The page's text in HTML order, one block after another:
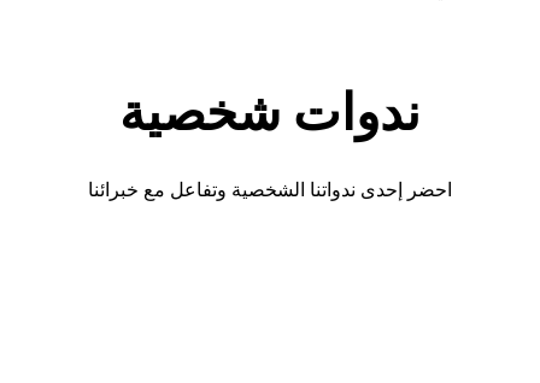
ندوات شخصية
احضر إحدى ندواتنا الشخصية وتفاعل مع خبرائنا